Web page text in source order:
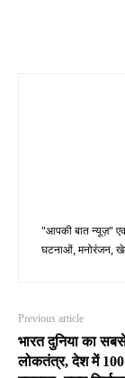
"आपकी बात न्यूज़" एक
घटनाओं, मनोरंजन,
Previous article
भारत दुनिया का
लोकतंत्र, देश में